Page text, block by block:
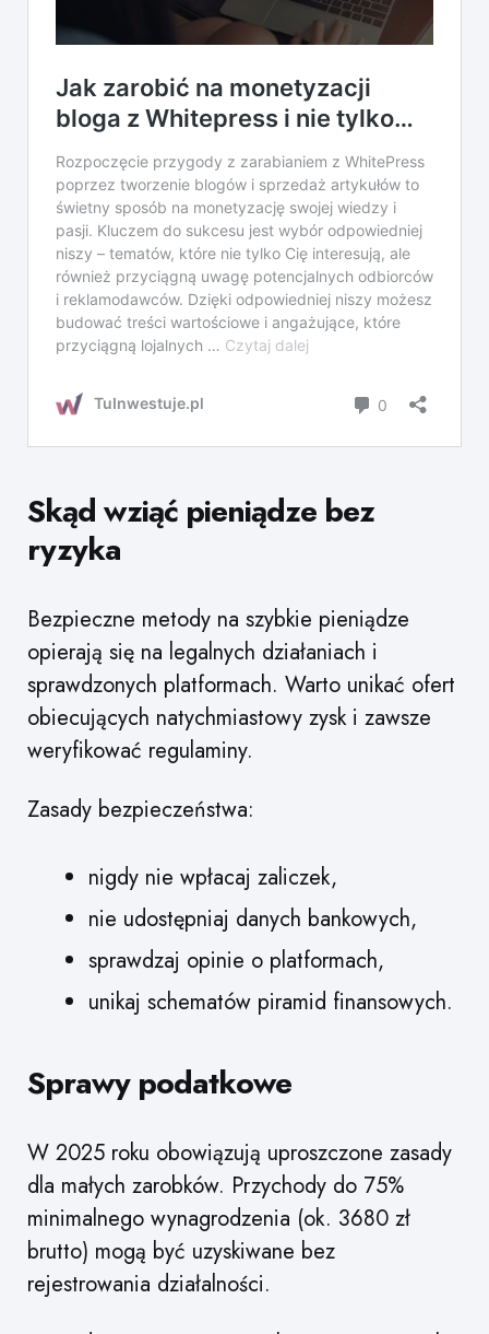
Skąd wziąć pieniądze bez
ryzyka
Bezpieczne metody na szybkie pieniądze
opierają się na legalnych działaniach i
sprawdzonych platformach. Warto unikać ofert
obiecujących natychmiastowy zysk i zawsze
weryfikować regulaminy.
Zasady bezpieczeństwa:
nigdy nie wpłacaj zaliczek,
nie udostępniaj danych bankowych,
sprawdzaj opinie o platformach,
unikaj schematów piramid finansowych.
Sprawy podatkowe
W 2025 roku obowiązują uproszczone zasady
dla małych zarobków. Przychody do 75%
minimalnego wynagrodzenia (ok. 3680 zł
brutto) mogą być uzyskiwane bez
rejestrowania działalności.